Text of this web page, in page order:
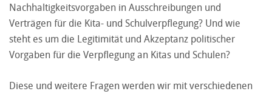
Nachhaltigkeitsvorgaben in Ausschreibungen und
Verträgen für die Kita- und Schulverpflegung? Und wie
steht es um die Legitimität und Akzeptanz politischer
Vorgaben für die Verpflegung an Kitas und Schulen?
Diese und weitere Fragen werden wir mit verschiedenen